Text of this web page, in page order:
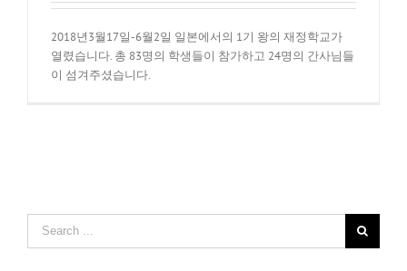
2018년3월17일-6월2일 일본에서의 1기 왕의 재정학교가
열렸습니다. 총 83명의 학생들이 참가하고 24명의 간사님들
이 섬겨주셨습니다.
Search